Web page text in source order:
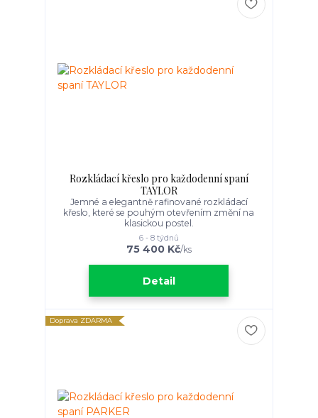
Rozkládací křeslo pro každodenní spaní
TAYLOR
Jemné a elegantně rafinované rozkládací
křeslo, které se pouhým otevřením změní na
klasickou postel.
75 400 Kč/ks
6 - 8 týdnů
Detail
Doprava ZDARMA